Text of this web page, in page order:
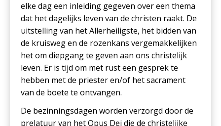
elke dag een inleiding gegeven over een thema
dat het dagelijks leven van de christen raakt. De
uitstelling van het Allerheiligste, het bidden van
de kruisweg en de rozenkans vergemakkelijken
het om diepgang te geven aan ons christelijk
leven. Er is tijd om met rust een gesprek te
hebben met de priester en/of het sacrament
van de boete te ontvangen.
De bezinningsdagen worden verzorgd door de
prelatuur van het Opus Dei die de christelijke